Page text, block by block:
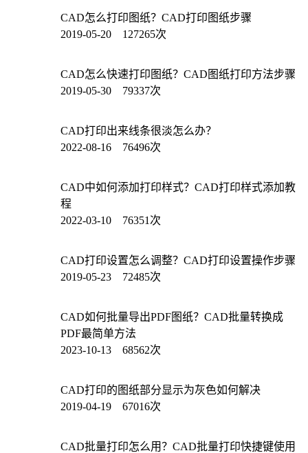
CAD怎么打印图纸？CAD打印图纸步骤
2019-05-20 127265次
CAD怎么快速打印图纸？CAD图纸打印方法步骤
2019-05-30 79337次
CAD打印出来线条很淡怎么办？
2022-08-16 76496次
CAD中如何添加打印样式？CAD打印样式添加教
程
2022-03-10 76351次
CAD打印设置怎么调整？CAD打印设置操作步骤
2019-05-23 72485次
CAD如何批量导出PDF图纸？CAD批量转换成
PDF最简单方法
2023-10-13 68562次
CAD打印的图纸部分显示为灰色如何解决
2019-04-19 67016次
CAD批量打印怎么用？CAD批量打印快捷键使用